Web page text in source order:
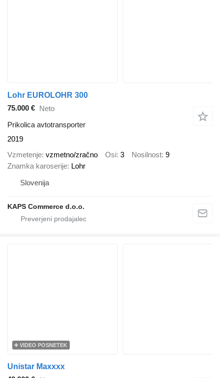
Lohr EUROLOHR 300
75.000 €
Neto
Prikolica avtotransporter
2019
Vzmetenje vzmetno/zračno Osi 3 Nosilnost 9
Znamka karoserije Lohr
Slovenija
KAPS Commerce d.o.o.
VIDEO POSNETEK
Unistar Maxxxx